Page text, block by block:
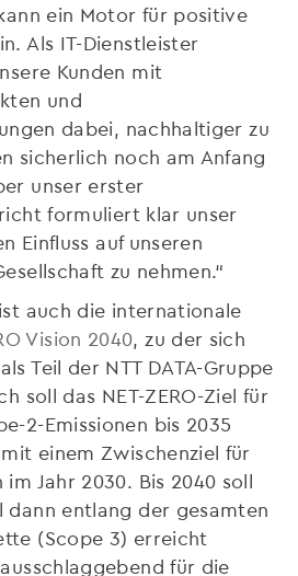
ein Motor für positive
Als IT-Dienstleister
Kunden mit
und
dabei, nachhaltiger zu
sicherlich noch am Anfang
unser erster
formuliert klar unser
Einfluss auf unseren
zu nehmen.“
auch die internationale
Vision 2040, zu der sich
Teil der NTT DATA-Gruppe
soll das NET-ZERO-Ziel für
2-Emissionen bis 2035
einem Zwischenziel für
Jahr 2030. Bis 2040 soll
dann entlang der gesamten
(Scope 3) erreicht
für die